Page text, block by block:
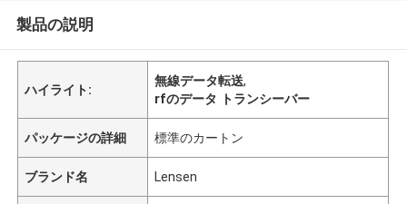
製品の説明
ハイライト:
無線データ転送,
rfのデータ トランシーバー
パッケージの詳細 標準のカートン
ブランド名 Lensen